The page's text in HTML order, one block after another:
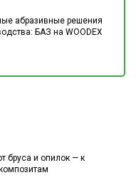
абразивные решения
БАЗ на WOODEX
бруса и опилок — к